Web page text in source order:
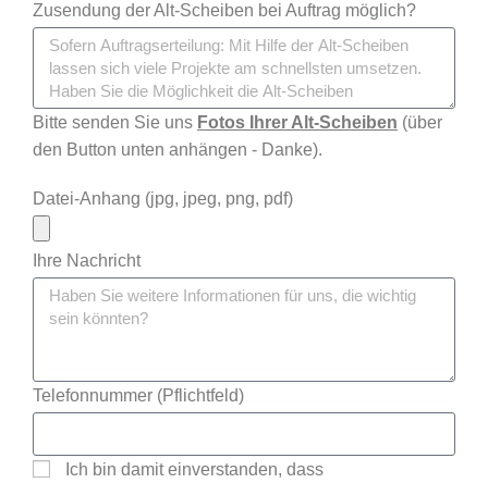
Zusendung der Alt-Scheiben bei Auftrag möglich?
Bitte senden Sie uns Fotos Ihrer Alt-Scheiben (über
den Button unten anhängen - Danke).
Datei-Anhang (jpg, jpeg, png, pdf)
Ihre Nachricht
Telefonnummer (Pflichtfeld)
Ich bin damit einverstanden, dass
Mit
dem
Videos